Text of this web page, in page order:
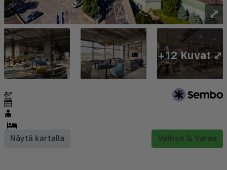
⤢
Näytä kartalla Valitse & Varaa
+12 Kuvat ⤢